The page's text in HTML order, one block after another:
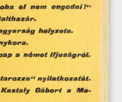
el  nem  engedni !“
helyzete.
a  német ifjúságról.
nyilatkozatát.
Kastaly  Gábort  a  Ma­